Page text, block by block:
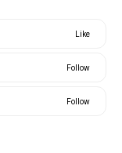
Like
Follow
Follow